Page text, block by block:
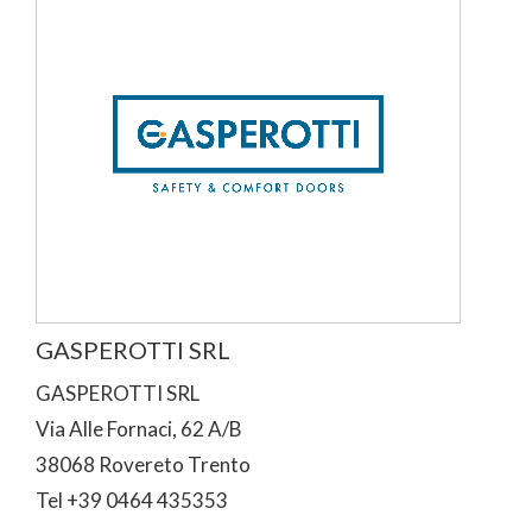
GASPEROTTI SRL
GASPEROTTI SRL
Via Alle Fornaci, 62 A/B
38068 Rovereto Trento
Tel +39 0464 435353